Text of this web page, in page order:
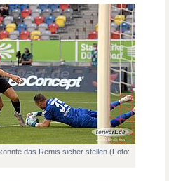
das Remis sicher stellen (Foto: